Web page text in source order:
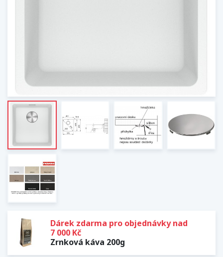
Dárek zdarma pro objednávky nad
7 000 Kč
Zrnková káva 200g